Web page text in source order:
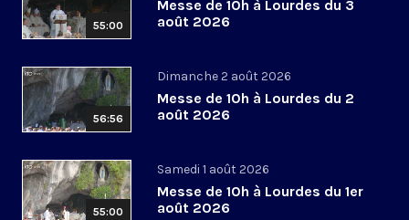
55:00
Messe de 10h à Lourdes du 3
août 2026
56:56
Dimanche 2 août 2026
Messe de 10h à Lourdes du 2
août 2026
55:00
Samedi 1 août 2026
Messe de 10h à Lourdes du 1er
août 2026